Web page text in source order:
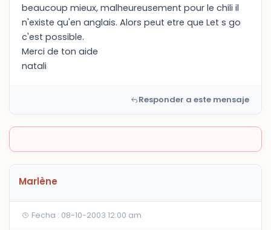
beaucoup mieux, malheureusement pour le chili il
n'existe qu'en anglais. Alors peut etre que Let s go
c'est possible.
Merci de ton aide
natali
Responder a este mensaje
Marlène
Fecha : 08-10-2003 12:00 am